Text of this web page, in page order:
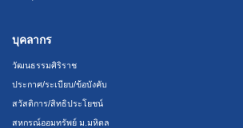
บุคลากร
วัฒนธรรมศิริราช
ประกาศ/ระเบียบ/ข้อบังคับ
สวัสดิการ/สิทธิประโยชน์
สหกรณ์ออมทรัพย์ ม.มหิดล